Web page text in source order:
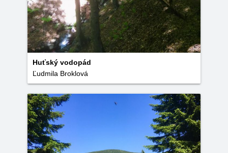
Huťský vodopád
Ľudmila Broklová